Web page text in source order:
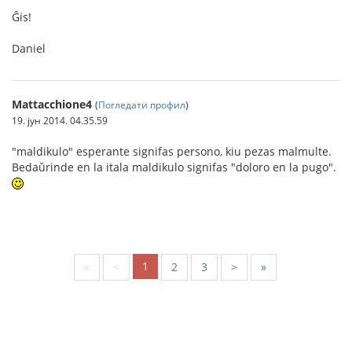
Ĝis!
Daniel
Mattacchione4 (Погледати профил)
19. јун 2014. 04.35.59
"maldikulo" esperante signifas persono, kiu pezas malmulte.
Bedaŭrinde en la itala maldikulo signifas "doloro en la pugo".
« < 1 2 3 > »